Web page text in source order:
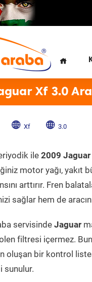
Xf 3.0
Xf 3.0
ile 2009 Jaguar
motor yağı, yakıt
arttırır. Fren
sağlar hem de
servisinde Jaguar
filtresi içermez.
oluşan bir kontrol
sunulur.